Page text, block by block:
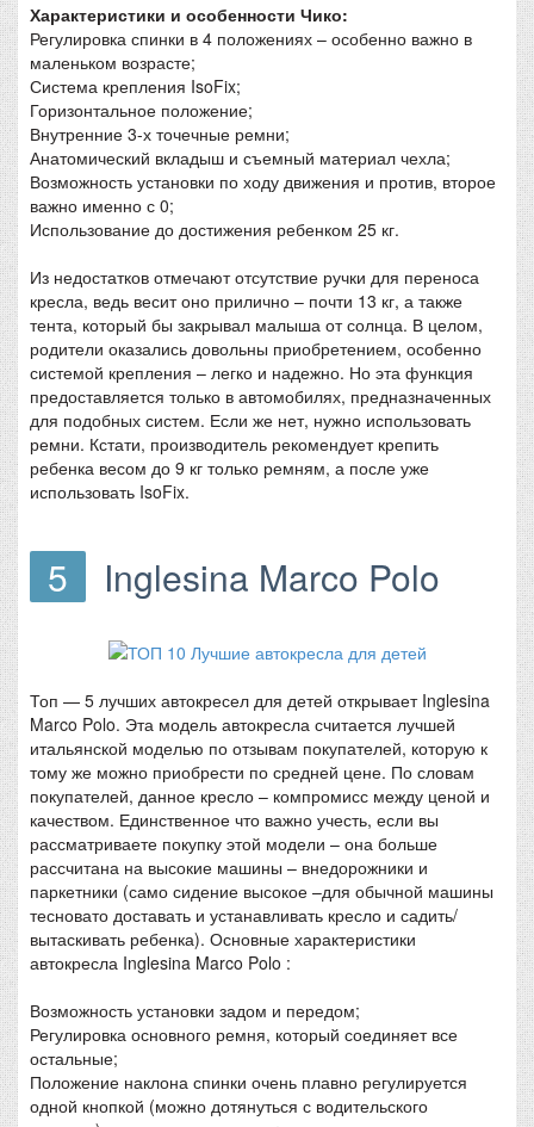
Характеристики и особенности Чико:
Регулировка спинки в 4 положениях – особенно важно в
маленьком возрасте;
Система крепления IsoFix;
Горизонтальное положение;
Внутренние 3-х точечные ремни;
Анатомический вкладыш и съемный материал чехла;
Возможность установки по ходу движения и против, второе
важно именно с 0;
Использование до достижения ребенком 25 кг.
Из недостатков отмечают отсутствие ручки для переноса
кресла, ведь весит оно прилично – почти 13 кг, а также
тента, который бы закрывал малыша от солнца. В целом,
родители оказались довольны приобретением, особенно
системой крепления – легко и надежно. Но эта функция
предоставляется только в автомобилях, предназначенных
для подобных систем. Если же нет, нужно использовать
ремни. Кстати, производитель рекомендует крепить
ребенка весом до 9 кг только ремням, а после уже
использовать IsoFix.
5 Inglesina Marco Polo
Топ — 5 лучших автокресел для детей открывает Inglesina
Marco Polo. Эта модель автокресла считается лучшей
итальянской моделью по отзывам покупателей, которую к
тому же можно приобрести по средней цене. По словам
покупателей, данное кресло – компромисс между ценой и
качеством. Единственное что важно учесть, если вы
рассматриваете покупку этой модели – она больше
рассчитана на высокие машины – внедорожники и
паркетники (само сидение высокое –для обычной машины
тесновато доставать и устанавливать кресло и садить/
вытаскивать ребенка). Основные характеристики
автокресла Inglesina Marco Polo :
Возможность установки задом и передом;
Регулировка основного ремня, который соединяет все
остальные;
Положение наклона спинки очень плавно регулируется
одной кнопкой (можно дотянуться с водительского